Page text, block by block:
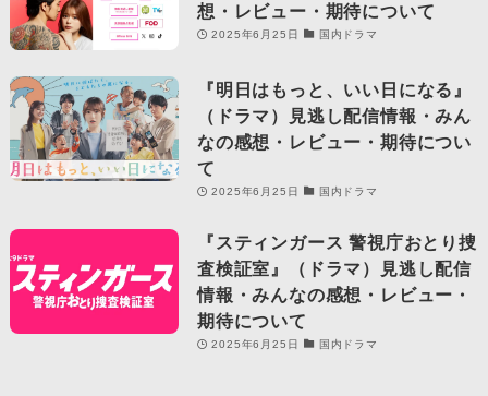
想・レビュー・期待について
2025年6月25日 国内ドラマ
『明日はもっと、いい日になる』
（ドラマ）見逃し配信情報・みん
なの感想・レビュー・期待につい
て
2025年6月25日 国内ドラマ
『スティンガース 警視庁おとり捜
査検証室』（ドラマ）見逃し配信
情報・みんなの感想・レビュー・
期待について
2025年6月25日 国内ドラマ